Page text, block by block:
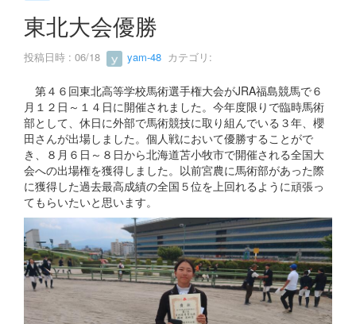
東北大会優勝
投稿日時 : 06/18 yam-48 カテゴリ:
第４６回東北高等学校馬術選手権大会がJRA福島競馬で６
月１２日～１４日に開催されました。今年度限りで臨時馬術
部として、休日に外部で馬術競技に取り組んでいる３年、櫻
田さんが出場しました。個人戦において優勝することがで
き、８月６日～８日から北海道苫小牧市で開催される全国大
会への出場権を獲得しました。以前宮農に馬術部があった際
に獲得した過去最高成績の全国５位を上回れるように頑張っ
てもらいたいと思います。